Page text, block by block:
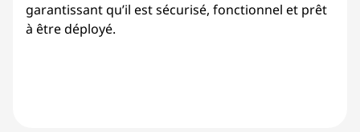
garantissant qu’il est sécurisé, fonctionnel et prêt
à être déployé.